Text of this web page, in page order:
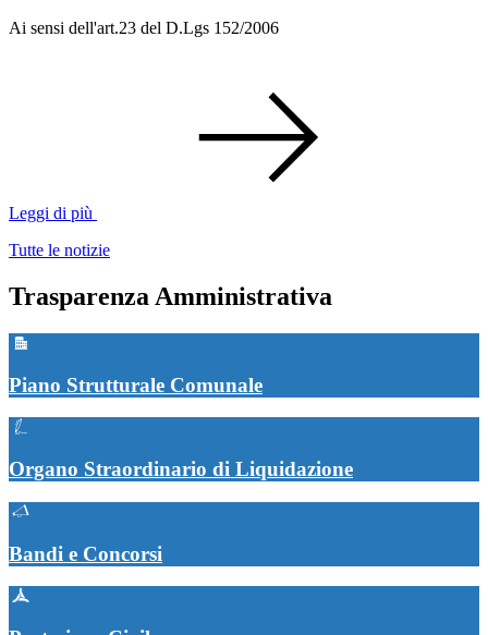
Ai sensi dell'art.23 del D.Lgs 152/2006
Leggi di più
Tutte le notizie
Trasparenza Amministrativa
Piano Strutturale Comunale
Organo Straordinario di Liquidazione
Bandi e Concorsi